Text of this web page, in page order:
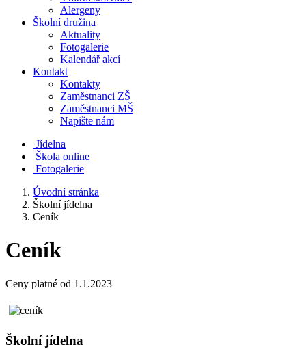
Alergeny
Školní družina
Aktuality
Fotogalerie
Kalendář akcí
Kontakt
Kontakty
Zaměstnanci ZŠ
Zaměstnanci MŠ
Napište nám
Jídelna
Škola online
Fotogalerie
Úvodní stránka
Školní jídelna
Ceník
Ceník
Ceny platné od 1.1.2023
Školní jídelna